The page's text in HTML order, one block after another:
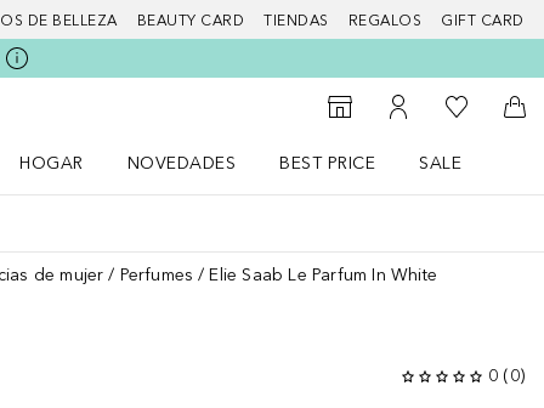
DE BELLEZA BEAUTY CARD TIENDAS REGALOS GIFT CARD
Al Storefinder
Mi cuenta
Mi lista de
A
HOGAR
NOVEDADES
BEST PRICE
SALE
de mujer Perfumes Elie Saab Le Parfum In White
0 (0)